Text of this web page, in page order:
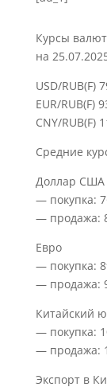
Курсы
на
USD/RUB(F)
EUR/RUB(F)
CNY/RUB(F)
Средние
Доллар США
— покупка:
— продажа:
Евро
— покупка:
— продажа:
Китайский
— покупка:
— продажа:
Экспорт в